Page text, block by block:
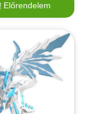
Előrendelem